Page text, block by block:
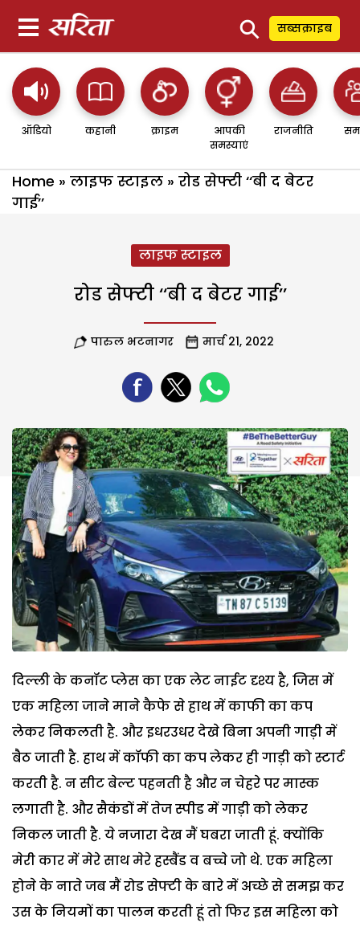
⚲ सब्सक्राइब
ऑडियो कहानी क्राइम
आपकी
समस्याएं
राजनीति
Home » लाइफ स्टाइल » रोड सेफ्टी ‘‘बी द बेटर
गाई’’
लाइफ स्टाइल
रोड सेफ्टी ‘‘बी द बेटर गाई’’
पारुल भटनागर मार्च 21, 2022
दिल्ली के कनॉट प्लेस का एक लेट नाईट दृश्य है, जिस में
एक महिला जाने माने कैफे से हाथ में काफी का कप
लेकर निकलती है. और इधरउधर देखे बिना अपनी गाड़ी में
बैठ जाती है. हाथ में कॉफी का कप लेकर ही गाड़ी को स्टार्ट
करती है. न सीट बेल्ट पहनती है और न चेहरे पर मास्क
लगाती है. और सैकंडों में तेज स्पीड में गाड़ी को लेकर
निकल जाती है. ये नजारा देख मैं घबरा जाती हूं. क्योंकि
मेरी कार में मेरे साथ मेरे हस्बैंड व बच्चे जो थे. एक महिला
होने के नाते जब मैं रोड सेफ्टी के बारे में अच्छे से समझ कर
उस के नियमों का पालन करती हूं तो फिर इस महिला को